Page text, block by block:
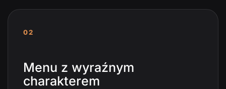
02
Menu z wyraźnym
charakterem